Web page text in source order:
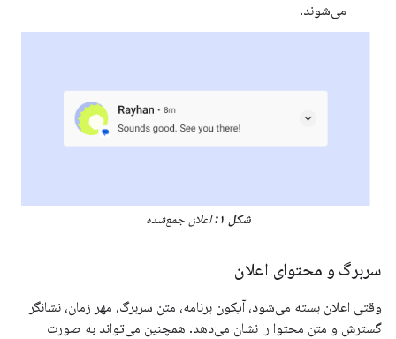
می‌شوند.
شکل ۱: اعلان جمع‌شده
سربرگ و محتوای اعلان
وقتی اعلان بسته می‌شود، آیکون برنامه، متن سربرگ، مهر زمان، نشانگر
گسترش و متن محتوا را نشان می‌دهد. همچنین می‌تواند به صورت